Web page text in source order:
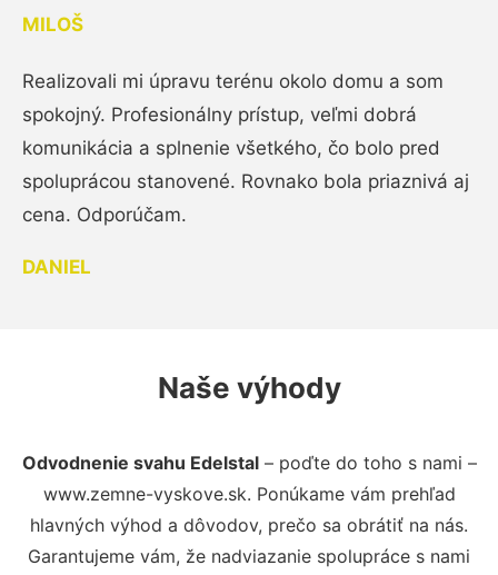
MILOŠ
Realizovali mi úpravu terénu okolo domu a som
spokojný. Profesionálny prístup, veľmi dobrá
komunikácia a splnenie všetkého, čo bolo pred
spoluprácou stanovené. Rovnako bola priaznivá aj
cena. Odporúčam.
DANIEL
Naše výhody
Odvodnenie svahu Edelstal– poďte do toho s nami –
www.zemne-vyskove.sk. Ponúkame vám prehľad
hlavných výhod a dôvodov, prečo sa obrátiť na nás.
Garantujeme vám, že nadviazanie spolupráce s nami